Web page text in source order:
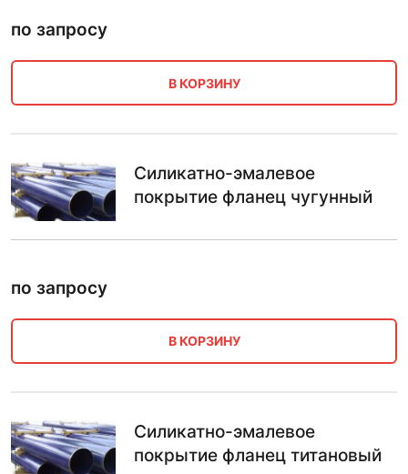
по запросу
В КОРЗИНУ
Силикатно-эмалевое
покрытие фланец чугунный
по запросу
В КОРЗИНУ
Силикатно-эмалевое
покрытие фланец титановый